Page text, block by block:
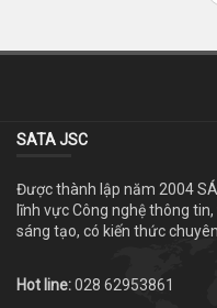
SATA JSC
Được thành lập năm 2004
lĩnh vực Công nghệ thông
sáng tạo, có kiến thức
Hot line:028 62953861